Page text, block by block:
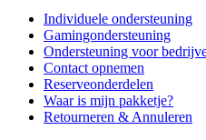
Individuele ondersteuning
Gamingondersteuning
Ondersteuning voor
Contact opnemen
Reserveonderdelen
Waar is mijn pakketje?
Retourneren & Annuleren